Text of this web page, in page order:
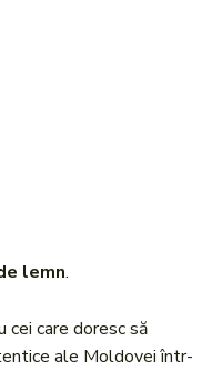
lemn.
care doresc să
ale Moldovei într-